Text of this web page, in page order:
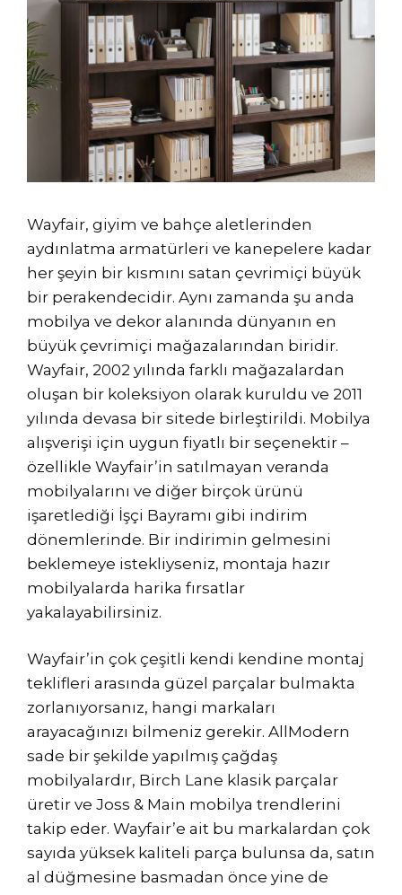
Wayfair, giyim ve bahçe aletlerinden
aydınlatma armatürleri ve kanepelere kadar
her şeyin bir kısmını satan çevrimiçi büyük
bir perakendecidir. Aynı zamanda şu anda
mobilya ve dekor alanında dünyanın en
büyük çevrimiçi mağazalarından biridir.
Wayfair, 2002 yılında farklı mağazalardan
oluşan bir koleksiyon olarak kuruldu ve 2011
yılında devasa bir sitede birleştirildi. Mobilya
alışverişi için uygun fiyatlı bir seçenektir –
özellikle Wayfair’in satılmayan veranda
mobilyalarını ve diğer birçok ürünü
işaretlediği İşçi Bayramı gibi indirim
dönemlerinde. Bir indirimin gelmesini
beklemeye istekliyseniz, montaja hazır
mobilyalarda harika fırsatlar
yakalayabilirsiniz.
Wayfair’in çok çeşitli kendi kendine montaj
teklifleri arasında güzel parçalar bulmakta
zorlanıyorsanız, hangi markaları
arayacağınızı bilmeniz gerekir. AllModern
sade bir şekilde yapılmış çağdaş
mobilyalardır, Birch Lane klasik parçalar
üretir ve Joss & Main mobilya trendlerini
takip eder. Wayfair’e ait bu markalardan çok
sayıda yüksek kaliteli parça bulunsa da, satın
al düğmesine basmadan önce yine de